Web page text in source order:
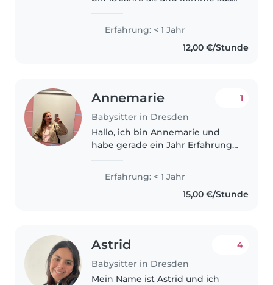
Jahren macht es mir große
Freude, Zeit mit Kindern zu
verbringen und sie zu betreuen.
Erfahrung: < 1 Jahr
12,00 €/Stunde
Annemarie
Babysitter in Dresden
1
Hallo, ich bin Annemarie und
habe gerade ein Jahr Erfahrung
Dänemark. Dort habe ich auf
drei Kinder im alter von 3-5
Jahren aufgepasst. Davor habe
Erfahrung: < 1 Jahr
15,00 €/Stunde
Astrid
Babysitter in Dresden
4
Mein Name ist Astrid und ich